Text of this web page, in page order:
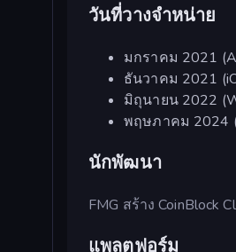
วันที่วางจำหน่าย
มกราคม 2021
ธันวาคม 2021
มิถุนายน 2022
พฤษภาคม 2024
นักพัฒนา
FMG สร้าง CoinBlock
แพลตฟอร์ม